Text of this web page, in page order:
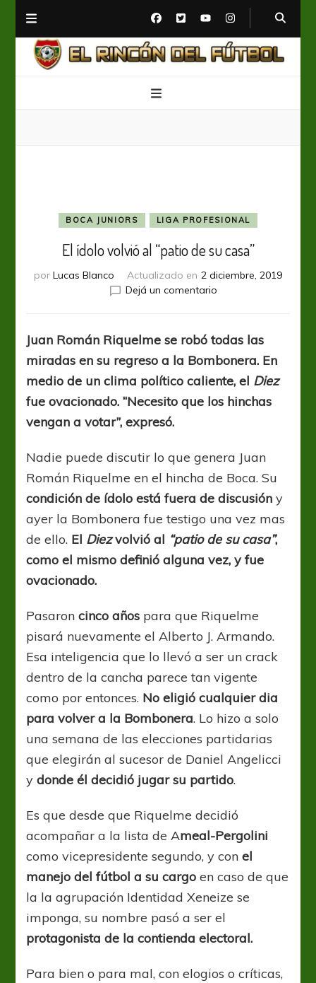
BOCA JUNIORS LIGA PROFESIONAL
El ídolo volvió al “patio de su casa”
por Lucas Blanco Actualizado en 2 diciembre, 2019
Dejá un comentarioen
volvió
al
“patio
de
casa”
Juan Román Riquelme se robó todas las
miradas en su regreso a la Bombonera. En
medio de un clima político caliente, el Diez
fue ovacionado. “Necesito que los hinchas
vengan a votar”, expresó.
Nadie puede discutir lo que genera Juan
Román Riquelme en el hincha de Boca. Su
condición de ídolo está fuera de discusión y
ayer la Bombonera fue testigo una vez mas
de ello. El Diezvolvió al “patio de su casa”,
como el mismo definió alguna vez, y fue
ovacionado.
Pasaron cinco años para que Riquelme
pisará nuevamente el Alberto J. Armando.
Esa inteligencia que lo llevó a ser un crack
dentro de la cancha parece tan vigente
como por entonces. No eligió cualquier dia
para volver a la Bombonera. Lo hizo a solo
una semana de las elecciones partidarias
que elegirán al sucesor de Daniel Angelicci
ydonde él decidió jugar su partido.
Es que desde que Riquelme decidió
acompañar a la lista de Ameal-Pergolini
como vicepresidente segundo, y conel
manejo del fútbol a su cargo en caso de que
la la agrupación Identidad Xeneize se
imponga, su nombre pasó a ser el
protagonista de la contienda electoral.
Para bien o para mal, con elogios o críticas,